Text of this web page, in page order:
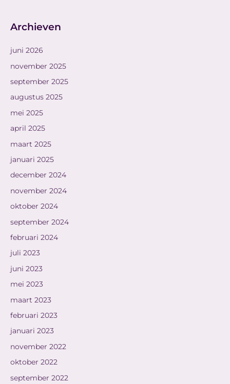
Archieven
juni 2026
november 2025
september 2025
augustus 2025
mei 2025
april 2025
maart 2025
januari 2025
december 2024
november 2024
oktober 2024
september 2024
februari 2024
juli 2023
juni 2023
mei 2023
maart 2023
februari 2023
januari 2023
november 2022
oktober 2022
september 2022